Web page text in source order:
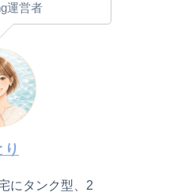
運営者
り
にタンク型、2